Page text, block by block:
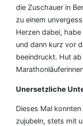
die Zuschauer in
zu einem
Herzen dabei,
und dann kurz vor
beeindruckt. Hut
Unersetzliche
Dieses Mal
zujubeln, stets mit